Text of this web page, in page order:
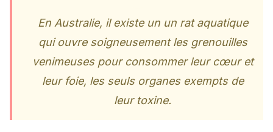
En Australie, il existe un un rat aquatique
qui ouvre soigneusement les grenouilles
venimeuses pour consommer leur cœur et
leur foie, les seuls organes exempts de
leur toxine.